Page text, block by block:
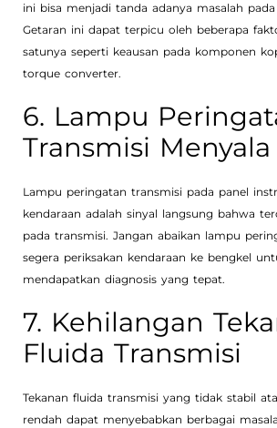
ini bisa menjadi tanda adanya masalah
Getaran ini dapat terpicu oleh beberapa
satunya seperti keausan pada komponen
torque converter.
6. Lampu
Transmisi Menyala
Lampu peringatan transmisi pada panel
kendaraan adalah sinyal langsung bahwa
pada transmisi. Jangan abaikan lampu
segera periksakan kendaraan ke bengkel
mendapatkan diagnosis yang tepat.
7. Kehilangan
Fluida Transmisi
Tekanan fluida transmisi yang tidak stabil
rendah dapat menyebabkan berbagai